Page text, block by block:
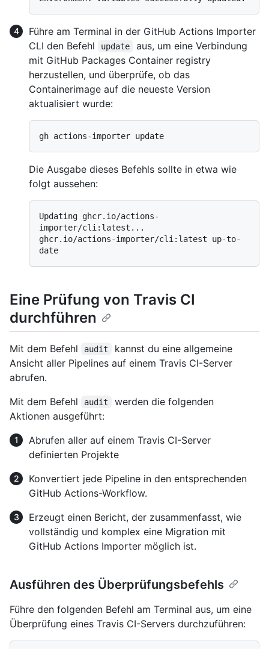
Führe am Terminal in der GitHub Actions Importer
CLI den Befehl
update
aus, um eine Verbindung
mit GitHub Packages Container registry
herzustellen, und überprüfe, ob das
Containerimage auf die neueste Version
aktualisiert wurde:
Die Ausgabe dieses Befehls sollte in etwa wie
folgt aussehen:
Updating ghcr.io/actions-
importer/cli:latest...
ghcr.io/actions-importer/cli:latest up-to-
Eine Prüfung von Travis CI
durchführen
Mit dem Befehl audit
kannst du eine allgemeine
Ansicht aller Pipelines auf einem Travis CI-Server
abrufen.
Mit dem Befehl
audit
werden die folgenden
Aktionen ausgeführt:
Abrufen aller auf einem Travis CI-Server
definierten Projekte
Konvertiert jede Pipeline in den entsprechenden
GitHub Actions-Workflow.
Erzeugt einen Bericht, der zusammenfasst, wie
vollständig und komplex eine Migration mit
GitHub Actions Importer möglich ist.
Ausführen des Überprüfungsbefehls
Führe den folgenden Befehl am Terminal aus, um eine
Überprüfung eines Travis CI-Servers durchzuführen: